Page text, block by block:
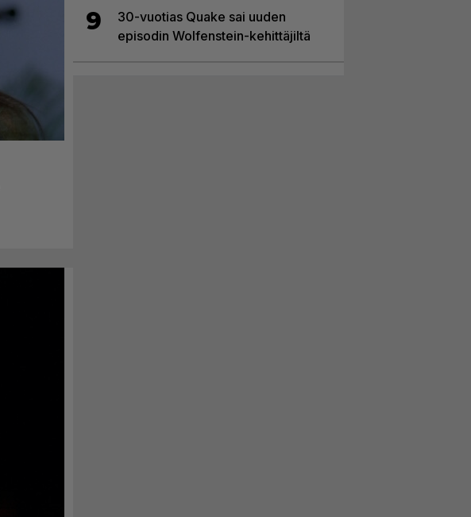
9
30-vuotias Quake sai uuden
episodin Wolfenstein-kehittäjiltä